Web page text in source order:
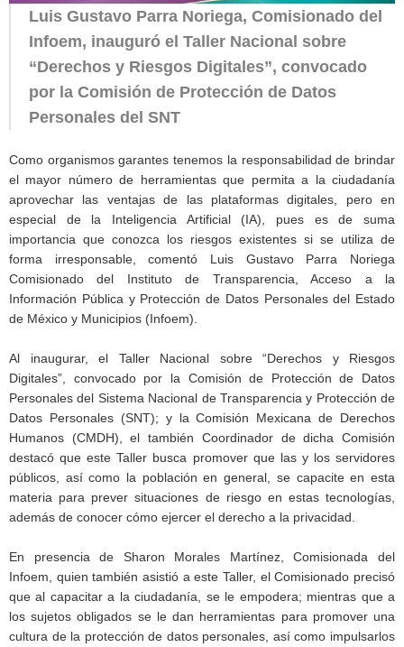
Luis Gustavo Parra Noriega, Comisionado del
Infoem, inauguró el Taller Nacional sobre
“Derechos y Riesgos Digitales”, convocado
por la Comisión de Protección de Datos
Personales del SNT
Como organismos garantes tenemos la responsabilidad de brindar
el mayor número de herramientas que permita a la ciudadanía
aprovechar las ventajas de las plataformas digitales, pero en
especial de la Inteligencia Artificial (IA), pues es de suma
importancia que conozca los riesgos existentes si se utiliza de
forma irresponsable, comentó Luis Gustavo Parra Noriega
Comisionado del Instituto de Transparencia, Acceso a la
Información Pública y Protección de Datos Personales del Estado
de México y Municipios (Infoem).
Al inaugurar, el Taller Nacional sobre “Derechos y Riesgos
Digitales”, convocado por la Comisión de Protección de Datos
Personales del Sistema Nacional de Transparencia y Protección de
Datos Personales (SNT); y la Comisión Mexicana de Derechos
Humanos (CMDH), el también Coordinador de dicha Comisión
destacó que este Taller busca promover que las y los servidores
públicos, así como la población en general, se capacite en esta
materia para prever situaciones de riesgo en estas tecnologías,
además de conocer cómo ejercer el derecho a la privacidad.
En presencia de Sharon Morales Martínez, Comisionada del
Infoem, quien también asistió a este Taller, el Comisionado precisó
que al capacitar a la ciudadanía, se le empodera; mientras que a
los sujetos obligados se le dan herramientas para promover una
cultura de la protección de datos personales, así como impulsarlos